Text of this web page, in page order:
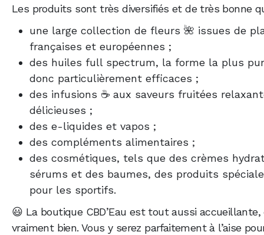
Les produits sont très diversifiés et de très bonne
une large collection de fleurs 🌺 issues de
françaises et européennes ;
des huiles full spectrum, la forme la plus
donc particulièrement efficaces ;
des infusions ☕ aux saveurs fruitées
délicieuses ;
des e-liquides et vapos ;
des compléments alimentaires ;
des cosmétiques, tels que des crèmes
sérums et des baumes, des produits
pour les sportifs.
😃 La boutique CBD’Eau est tout aussi accueillante,
vraiment bien. Vous y serez parfaitement à l’aise